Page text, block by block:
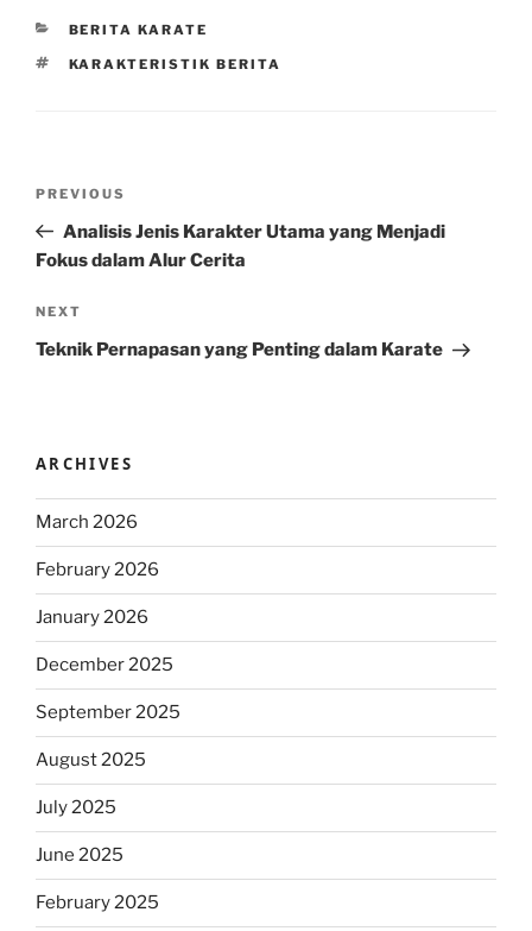
CATEGORIES
BERITA KARATE
TAGS
KARAKTERISTIK BERITA
Previous
Post
PREVIOUS
Analisis Jenis Karakter Utama yang Menjadi
Fokus dalam Alur Cerita
Next
Post
NEXT
Teknik Pernapasan yang Penting dalam Karate
ARCHIVES
March 2026
February 2026
January 2026
December 2025
September 2025
August 2025
July 2025
June 2025
February 2025